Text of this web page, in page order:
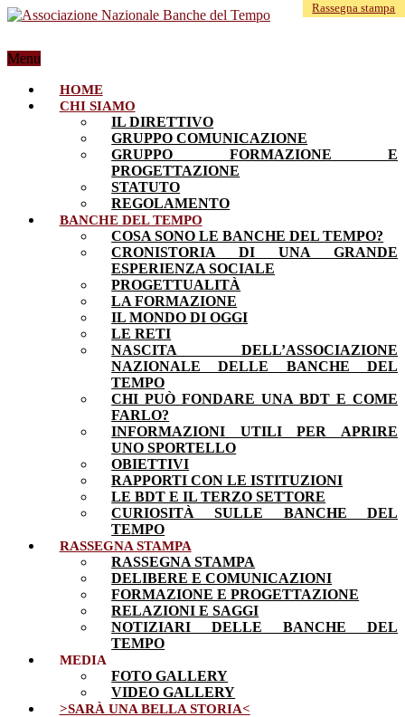
Menu
HOME
CHI SIAMO
IL DIRETTIVO
GRUPPO COMUNICAZIONE
GRUPPO FORMAZIONE E
PROGETTAZIONE
STATUTO
REGOLAMENTO
BANCHE DEL TEMPO
COSA SONO LE BANCHE DEL TEMPO?
CRONISTORIA DI UNA GRANDE
ESPERIENZA SOCIALE
PROGETTUALITÀ
LA FORMAZIONE
IL MONDO DI OGGI
LE RETI
NASCITA DELL’ASSOCIAZIONE
NAZIONALE DELLE BANCHE DEL
TEMPO
CHI PUÒ FONDARE UNA BDT E COME
FARLO?
INFORMAZIONI UTILI PER APRIRE
UNO SPORTELLO
OBIETTIVI
RAPPORTI CON LE ISTITUZIONI
LE BDT E IL TERZO SETTORE
CURIOSITÀ SULLE BANCHE DEL
TEMPO
RASSEGNA STAMPA
RASSEGNA STAMPA
DELIBERE E COMUNICAZIONI
FORMAZIONE E PROGETTAZIONE
RELAZIONI E SAGGI
NOTIZIARI DELLE BANCHE DEL
TEMPO
MEDIA
FOTO GALLERY
VIDEO GALLERY
>SARÀ UNA BELLA STORIA<
Rassegna stampa